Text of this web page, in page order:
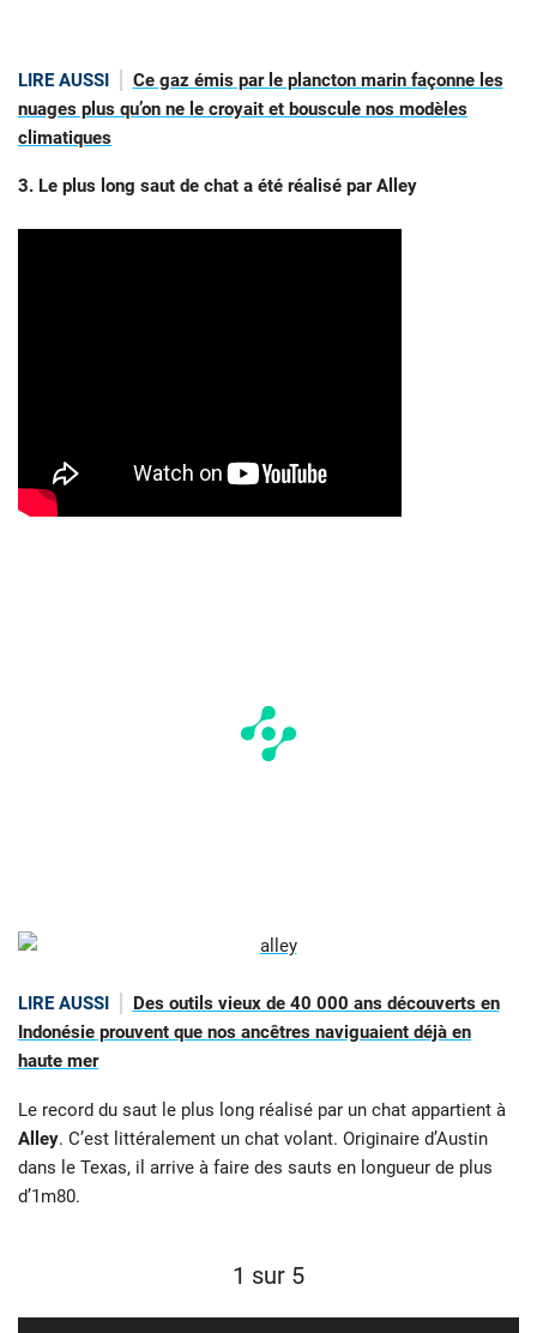
LIRE AUSSI
Ce gaz émis par le plancton marin façonne les
nuages plus qu’on ne le croyait et bouscule nos modèles
climatiques
3. Le plus long saut de chat a été réalisé par Alley
LIRE AUSSI
Des outils vieux de 40 000 ans découverts en
Indonésie prouvent que nos ancêtres naviguaient déjà en
haute mer
Le record du saut le plus long réalisé par un chat appartient à
Alley. C’est littéralement un chat volant. Originaire d’Austin
dans le Texas, il arrive à faire des sauts en longueur de plus
d’1m80.
1 sur 5